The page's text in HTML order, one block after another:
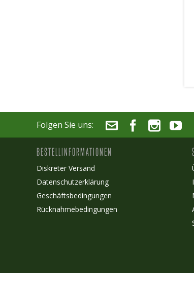
Folgen Sie uns:
BESTELLINFORMATIONEN
Diskreter Versand
Datenschutzerklärung
Geschäftsbedingungen
Rücknahmebedingungen